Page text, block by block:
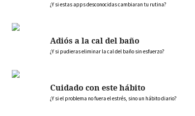
¿Y si estas apps desconocidas cambiaran tu rutina?
Adiós a la cal del baño
¿Y si pudieras eliminar la cal del baño sin esfuerzo?
Cuidado con este hábito
¿Y si el problema no fuera el estrés, sino un hábito diario?